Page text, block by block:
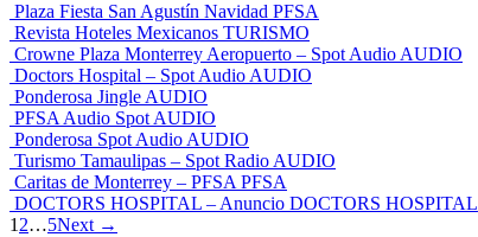
Plaza Fiesta San Agustín Navidad PFSA
Revista Hoteles Mexicanos TURISMO
Crowne Plaza Monterrey Aeropuerto – Spot Audio AUDIO
Doctors Hospital – Spot Audio AUDIO
Ponderosa Jingle AUDIO
PFSA Audio Spot AUDIO
Ponderosa Spot Audio AUDIO
Turismo Tamaulipas – Spot Radio AUDIO
Caritas de Monterrey – PFSA PFSA
DOCTORS HOSPITAL – Anuncio DOCTORS HOSPITAL
1 2…5Next →